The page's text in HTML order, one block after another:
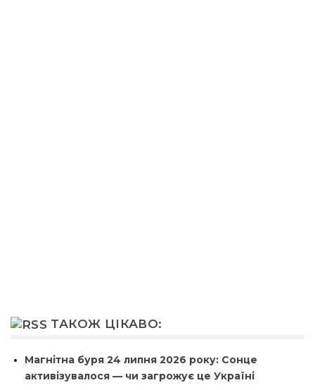
ТАКОЖ ЦІКАВО:
Магнітна буря 24 липня 2026 року: Сонце
активізувалося — чи загрожує це Україні